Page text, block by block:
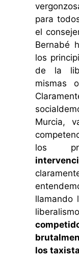
para
el
Bernabé
los
de la
mismas
Murcia,
los
llamando
los